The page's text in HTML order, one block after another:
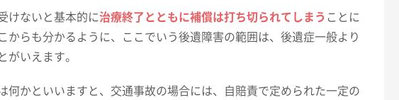
けないと基本的に治療終了とともに補償は打ち切られてしまう ことに
からも分かるように、ここでいう後遺障害の範囲は、後遺症一般より
がいえます。
何かといいますと、交通事故の場合には、自賠責で定められた一定の